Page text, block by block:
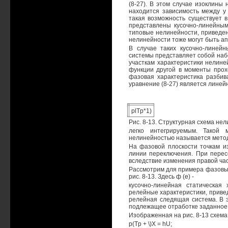
(8-27). В этом случае изоклины
находится зависимость между
такая возможность существует
представлены кусочно-
типовые нелинейности,
нелинейности тоже могут быть
В случае таких кусочно-
системы представляет собой
участкам характеристики
функции другой в моменты
фазовая характеристика
уравнение (8-27) является
plTp*1)
Рис. 8-13. Структурная схема
легко интегрируемым. Такой
нелинейностью называется
На фазовой плоскости точкам
линии переключения. При
вследствие изменения правой
Рассмотрим для примера
рис. 8-13. Здесь ф (е) -
кусочно-линейная
релейные характеристики,
релейная следящая система. В
подлежащее отработке
Изображенная на рис. 8-13
p(Tp + \)X = hU;